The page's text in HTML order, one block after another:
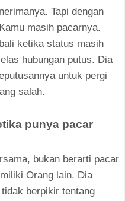
Tapi dengan
masih pacarnya.
ketika status masih
hubungan putus. Dia
untuk pergi
salah.
punya pacar
bukan berarti pacar
Orang lain. Dia
berpikir tentang